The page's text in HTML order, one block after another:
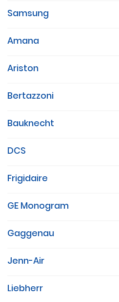
Samsung
Amana
Ariston
Bertazzoni
Bauknecht
DCS
Frigidaire
GE Monogram
Gaggenau
Jenn-Air
Liebherr